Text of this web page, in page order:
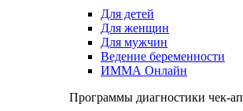
Для детей
Для женщин
Для мужчин
Ведение беременности
ИММА Онлайн
Программы диагностики чек-ап